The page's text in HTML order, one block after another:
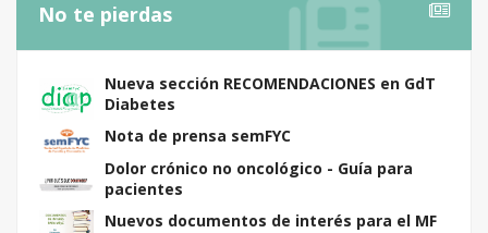
No te pierdas
Nueva sección RECOMENDACIONES en GdT
Diabetes
Nota de prensa semFYC
Dolor crónico no oncológico - Guía para
pacientes
Nuevos documentos de interés para el MF